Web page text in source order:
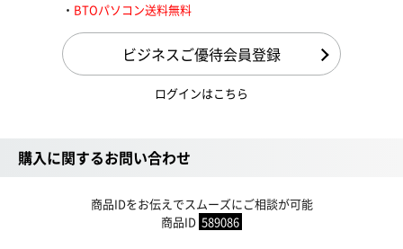
BTOパソコン送料無料
ビジネスご優待会員登録
ログインはこちら
購入に関するお問い合わせ
商品IDをお伝えでスムーズにご相談が可能
商品ID 589086